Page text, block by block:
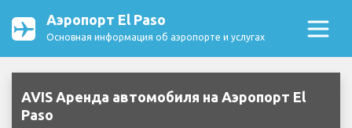
Аэропорт El Paso
Основная информация об аэропорте и услугах
AVIS Аренда автомобиля на Аэропорт El
Paso